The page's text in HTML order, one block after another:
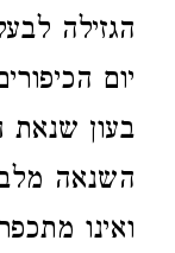
הגזילה
יום
בעון
השנאה
ואינו